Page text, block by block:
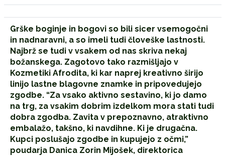
Grške boginje in bogovi so bili sicer vsemogočni
in nadnaravni, a so imeli tudi človeške lastnosti.
Najbrž se tudi v vsakem od nas skriva nekaj
božanskega. Zagotovo tako razmišljajo v
Kozmetiki Afrodita, ki kar naprej kreativno širijo
linijo lastne blagovne znamke in pripovedujejo
zgodbe. “Za vsako aktivno sestavino, ki jo damo
na trg, za vsakim dobrim izdelkom mora stati tudi
dobra zgodba. Zavita v prepoznavno, atraktivno
embalažo, takšno, ki navdihne. Ki je drugačna.
Kupci poslušajo zgodbe in kupujejo z očmi,”
poudarja Danica Zorin Mijošek, direktorica